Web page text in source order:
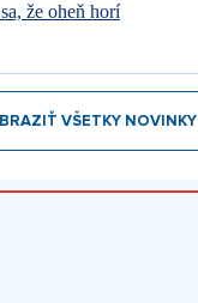
že oheň horí
VŠETKY NOVINKY